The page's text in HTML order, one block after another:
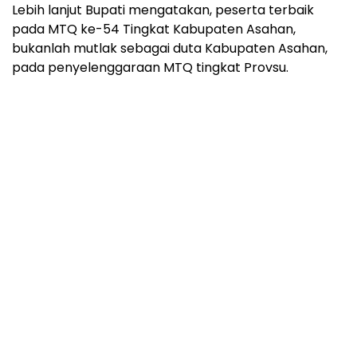
Lebih lanjut Bupati mengatakan, peserta terbaik
pada MTQ ke-54 Tingkat Kabupaten Asahan,
bukanlah mutlak sebagai duta Kabupaten Asahan,
pada penyelenggaraan MTQ tingkat Provsu.